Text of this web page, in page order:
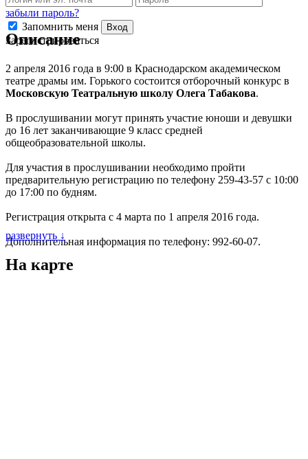
забыли пароль?
Запомнить меня
Вход
Зарегистрироваться
Описание
2 апреля 2016 года в 9:00 в Краснодарском академическом
театре драмы им. Горького состоится отборочный конкурс в
Московскую Театральную школу Олега Табакова.
В прослушивании могут принять участие юноши и девушки
до 16 лет заканчивающие 9 класс средней
общеобразовательной школы.
Для участия в прослушивании необходимо пройти
предварительную регистрацию по телефону 259-43-57 с 10:00
до 17:00 по будням.
Регистрация открыта с 4 марта по 1 апреля 2016 года.
Дополнительная информация по телефону: 992-60-07.
развернуть ↓
На карте